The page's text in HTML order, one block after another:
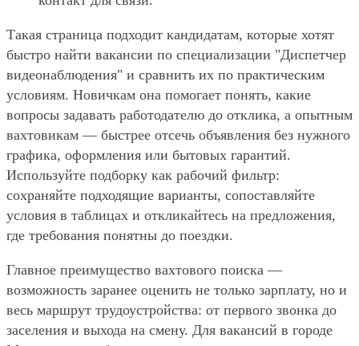
Такая страница подходит кандидатам, которые хотят
быстро найти вакансии по специализации "Диспетчер
видеонаблюдения" и сравнить их по практическим
условиям. Новичкам она помогает понять, какие
вопросы задавать работодателю до отклика, а опытным
вахтовикам — быстрее отсечь объявления без нужного
графика, оформления или бытовых гарантий.
Используйте подборку как рабочий фильтр:
сохраняйте подходящие варианты, сопоставляйте
условия в таблицах и откликайтесь на предложения,
где требования понятны до поездки.
Главное преимущество вахтового поиска —
возможность заранее оценить не только зарплату, но и
весь маршрут трудоустройства: от первого звонка до
заселения и выхода на смену. Для вакансий в городе